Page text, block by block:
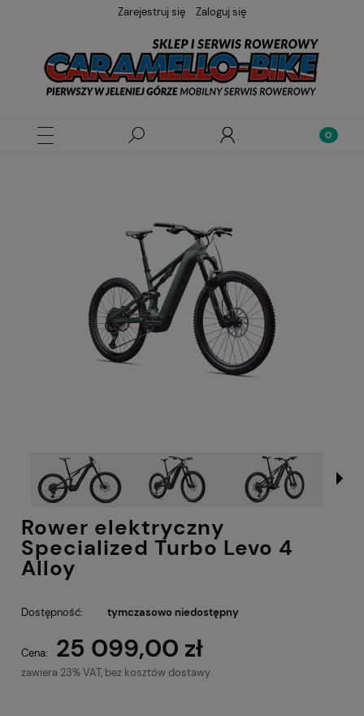
Zarejestruj się Zaloguj się
Rower elektryczny
Specialized Turbo Levo 4
Alloy
Dostępność: tymczasowo niedostępny
Cena: 25 099,00 zł
zawiera 23% VAT, bez kosztów dostawy